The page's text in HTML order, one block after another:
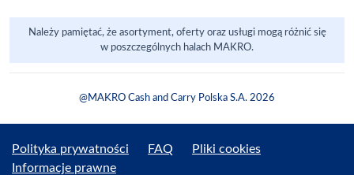
Aplikacje mobilne
Należy pamiętać, że asortyment, oferty oraz usługi mogą różnić się
w poszczególnych halach MAKRO.
@MAKRO Cash and Carry Polska S.A. 2026
Polityka prywatności FAQ
Pliki cookies
Informacje prawne